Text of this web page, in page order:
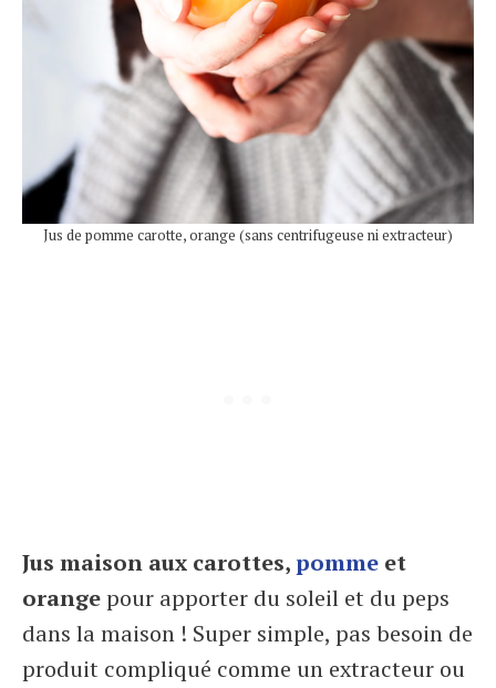
Jus de pomme carotte, orange (sans centrifugeuse ni extracteur)
Jus maison aux carottes,pomme et
orangepour apporter du soleil et du peps
dans la maison ! Super simple, pas besoin de
produit compliqué comme un extracteur ou